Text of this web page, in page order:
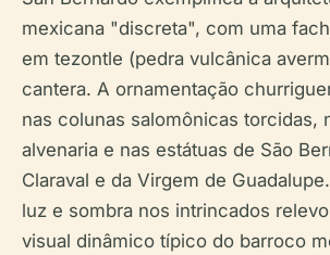
mexicana "discreta", com uma
em tezontle (pedra vulcânica
cantera. A ornamentação
nas colunas salomônicas torcidas,
alvenaria e nas estátuas de São
Claraval e da Virgem de
luz e sombra nos intrincados
visual dinâmico típico do barroco